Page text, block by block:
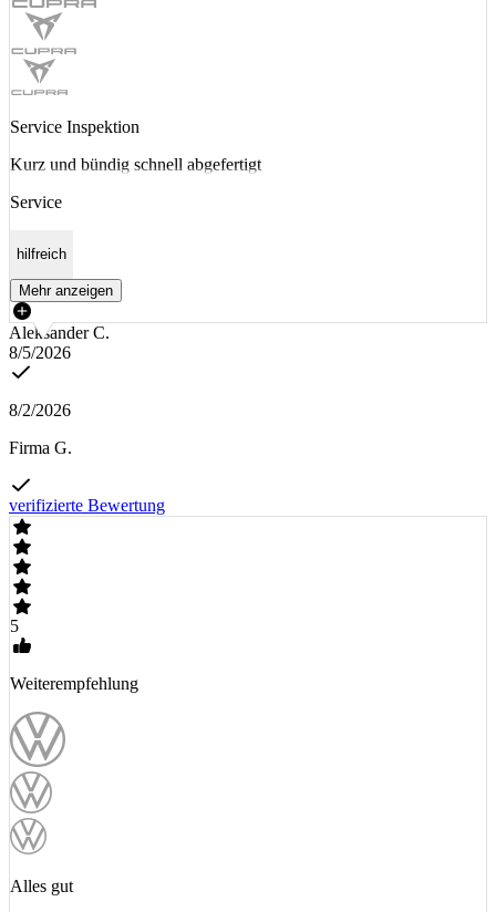
Service Inspektion
Kurz und bündig schnell abgefertigt
Service
hilfreich
Mehr anzeigen
Aleksander C.
8/5/2026
8/2/2026
Firma G.
verifizierte Bewertung
5
Weiterempfehlung
Alles gut